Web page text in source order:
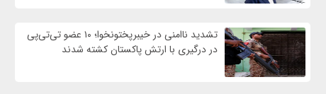
تشدید ناامنی در خیبرپختونخوا؛ ۱۰ عضو تی‌تی‌پی
در درگیری با ارتش پاکستان کشته شدند